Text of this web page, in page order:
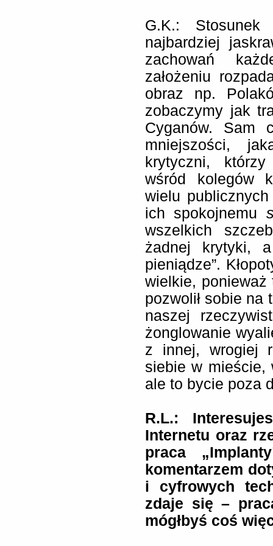
G.K.:
najbardziej
zachowań
założeniu
obraz np.
zobaczymy jak
Cyganów. Sam
mniejszości,
krytyczni,
wśród kolegów
wielu
ich spokojnemu
wszelkich
żadnej krytyki,
pieniądze”.
wielkie,
pozwolił sobie na
naszej
żonglowanie
z innej, wrogiej
siebie w mieście,
ale to bycie poza
R.L.:
Internetu oraz
praca
komentarzem
i cyfrowych
zdaje się –
mógłbyś coś